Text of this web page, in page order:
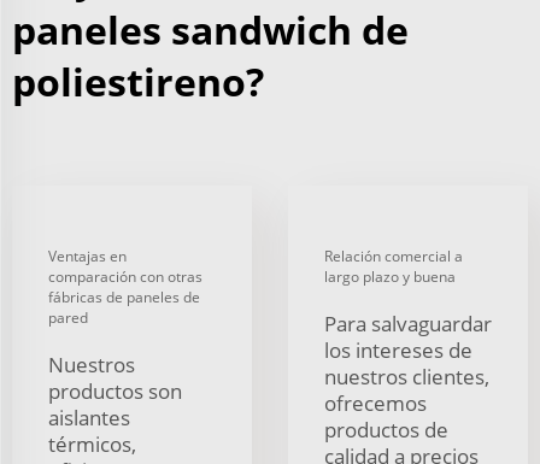
paneles sandwich de
poliestireno?
Ventajas en
comparación con otras
fábricas de paneles de
pared
Nuestros
productos son
aislantes
térmicos,
Relación comercial a
largo plazo y buena
Para salvaguardar
los intereses de
nuestros clientes,
ofrecemos
productos de
calidad a precios